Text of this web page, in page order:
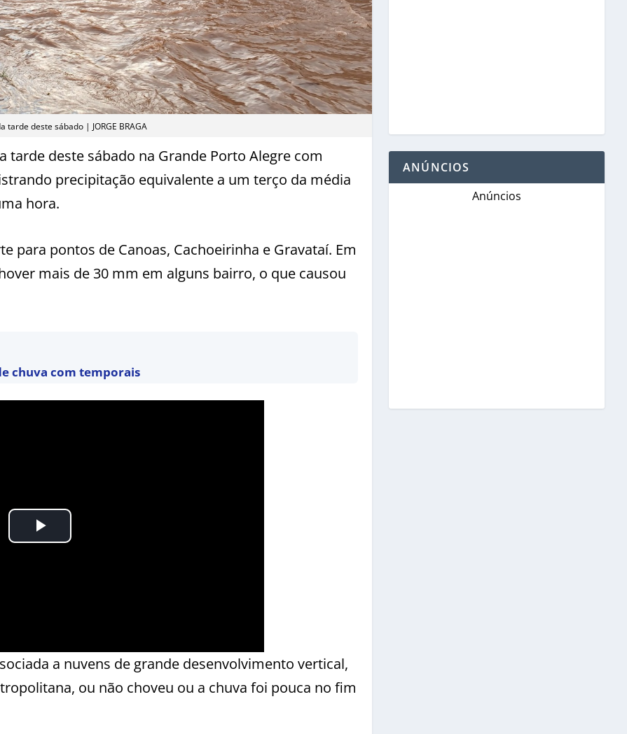
tarde deste sábado | JORGE BRAGA
deste sábado na Grande Porto Alegre com
precipitação equivalente a um terço da média
hora.
para pontos de Canoas, Cachoeirinha e Gravataí. Em
mais de 30 mm em alguns bairro, o que causou
chuva com temporais
a nuvens de grande desenvolvimento vertical,
ou não choveu ou a chuva foi pouca no fim
ANÚNCIOS
Anúncios